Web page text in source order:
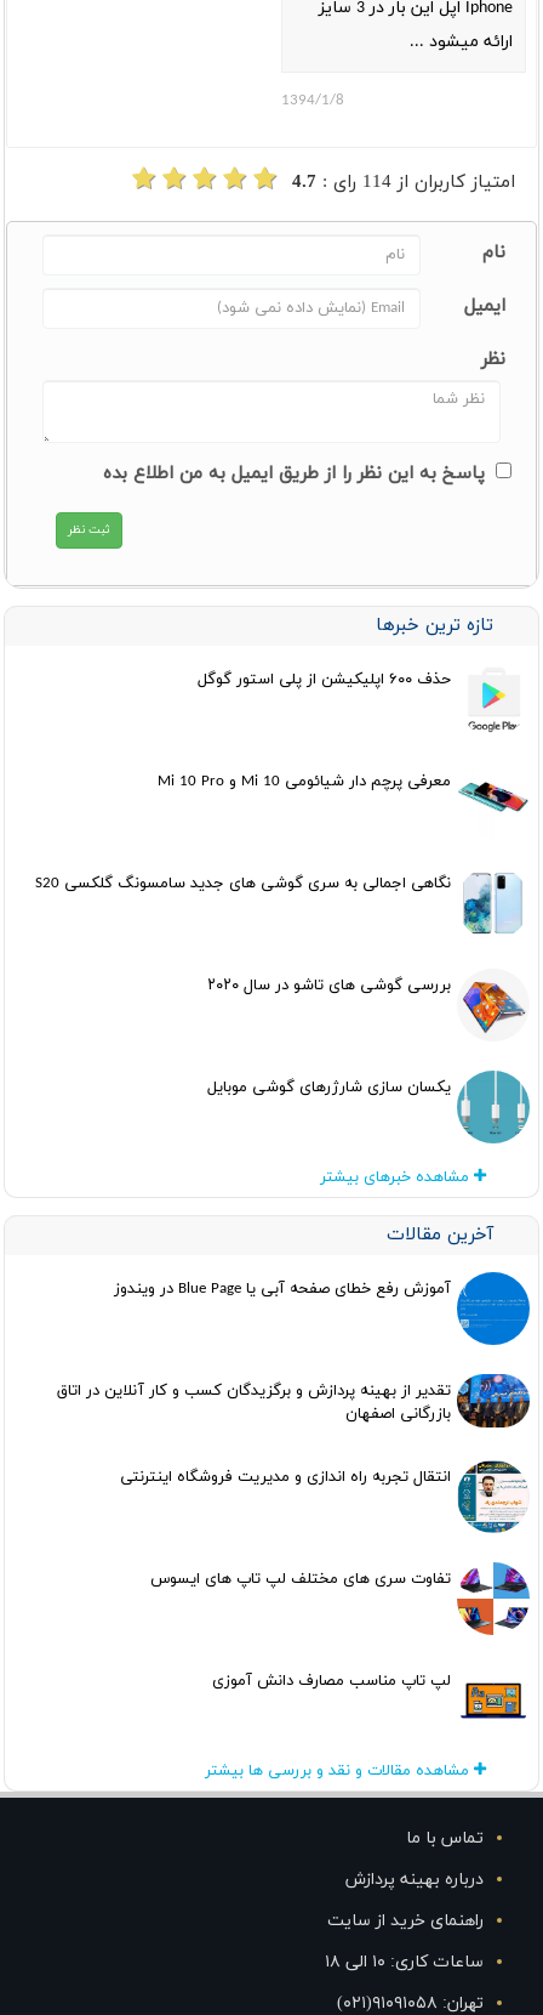
Iphone اپل این بار در 3 سایز
ارائه میشود ...
1394/1/8
امتیاز کاربران از 114 رای : 4.7
نام
ایمیل
نظر
پاسخ به این نظر را از طریق ایمیل به من اطلاع بده
تازه ترین خبرها
حذف ۶۰۰ اپلیکیشن از پلی استور گوگل
معرفی پرچم دار شیائومی Mi 10 و Mi 10 Pro
نگاهی اجمالی به سری گوشی های جدید سامسونگ گلکسی S20
بررسی گوشی های تاشو در سال ۲۰۲۰
یکسان سازی شارژرهای گوشی موبایل
مشاهده خبرهای بیشتر
آخرین مقالات
آموزش رفع خطای صفحه آبی یا Blue Page در ویندوز
تقدیر از بهینه پردازش و برگزیدگان کسب و کار آنلاین در اتاق
بازرگانی اصفهان
انتقال تجربه راه اندازی و مدیریت فروشگاه اینترنتی
تفاوت سری های مختلف لپ تاپ های ایسوس
لپ تاپ مناسب مصارف دانش آموزی
مشاهده مقالات و نقد و بررسی ها بیشتر
تماس با ما
درباره بهینه پردازش
راهنمای خرید از سایت
ساعات کاری: ۱۰ الی ۱۸
تهران: ۹۱۰۹۱۰۵۸(۰۲۱)